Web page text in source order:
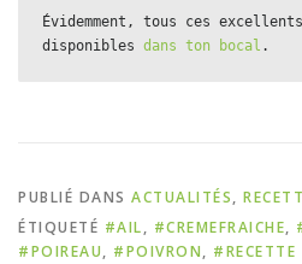
Évidemment, tous ces
disponibles dans ton bocal .
PUBLIÉ DANS ACTUALITÉS,
ÉTIQUETÉ #AIL, #CREMEFRAICHE,
#POIREAU, #POIVRON, #RECETTE